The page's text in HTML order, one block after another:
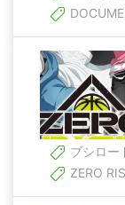
ブシロー
ZERO